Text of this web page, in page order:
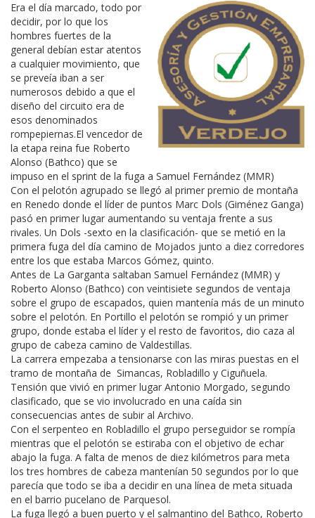
Era el día marcado, todo por
decidir, por lo que los
hombres fuertes de la
general debían estar atentos
a cualquier movimiento, que
se preveía iban a ser
numerosos debido a que el
diseño del circuito era de
esos denominados
rompepiernas.El vencedor de
la etapa reina fue Roberto
Alonso (Bathco) que se
impuso en el sprint de la fuga a Samuel Fernández (MMR)
Con el pelotón agrupado se llegó al primer premio de montaña
en Renedo donde el líder de puntos Marc Dols (Giménez Ganga)
pasó en primer lugar aumentando su ventaja frente a sus
rivales. Un Dols -sexto en la clasificación- que se metió en la
primera fuga del día camino de Mojados junto a diez corredores
entre los que estaba Marcos Gómez, quinto.
Antes de La Garganta saltaban Samuel Fernández (MMR) y
Roberto Alonso (Bathco) con veintisiete segundos de ventaja
sobre el grupo de escapados, quien mantenía más de un minuto
sobre el pelotón. En Portillo el pelotón se rompió y un primer
grupo, donde estaba el líder y el resto de favoritos, dio caza al
grupo de cabeza camino de Valdestillas.
La carrera empezaba a tensionarse con las miras puestas en el
tramo de montaña de Simancas, Robladillo y Ciguñuela.
Tensión que vivió en primer lugar Antonio Morgado, segundo
clasificado, que se vio involucrado en una caída sin
consecuencias antes de subir al Archivo.
Con el serpenteo en Robladillo el grupo perseguidor se rompía
mientras que el pelotón se estiraba con el objetivo de echar
abajo la fuga. A falta de menos de diez kilómetros para meta
los tres hombres de cabeza mantenían 50 segundos por lo que
parecía que todo se iba a decidir en una línea de meta situada
en el barrio pucelano de Parquesol.
La fuga llegó a buen puerto y el salmantino del Bathco, Roberto